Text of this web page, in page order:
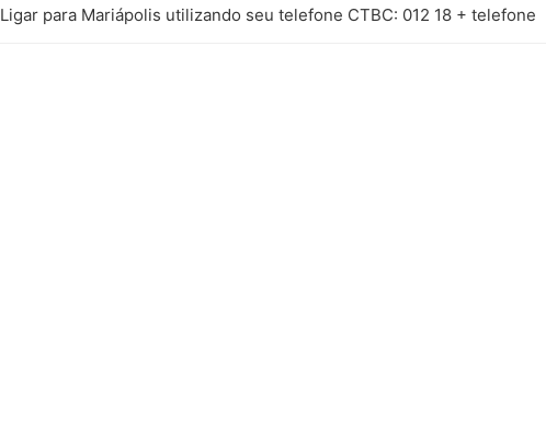
Ligar para Mariápolis utilizando seu telefone CTBC: 012 18 + telefone